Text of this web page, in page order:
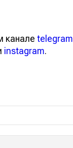
канале telegram
instagram.